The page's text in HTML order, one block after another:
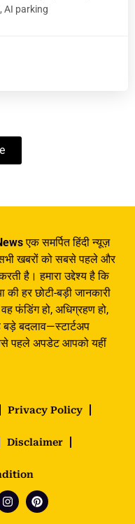
AI parking
एक समर्पित हिंदी न्यूज़
सभी खबरों को सबसे पहले और
है। हमारा उद्देश्य है कि
की हर छोटी-बड़ी जानकारी
फंडिंग हो, अधिग्रहण हो,
बड़े बदलाव—स्टार्टअप
पहले अपडेट आपको यहीं
Privacy Policy
Disclaimer